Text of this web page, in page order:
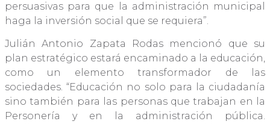
persuasivas para que la administración municipal
haga la inversión social que se requiera”.
Julián Antonio Zapata Rodas mencionó que su
plan estratégico estará encaminado a la educación,
como un elemento transformador de las
sociedades. “Educación no solo para la ciudadanía
sino también para las personas que trabajan en la
Personería y en la administración pública.